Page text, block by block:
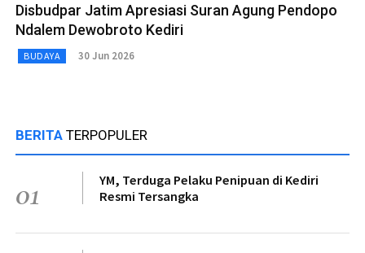
Disbudpar Jatim Apresiasi Suran Agung Pendopo
Ndalem Dewobroto Kediri
BUDAYA 30 Jun 2026
BERITA TERPOPULER
01
YM, Terduga Pelaku Penipuan di Kediri
Resmi Tersangka